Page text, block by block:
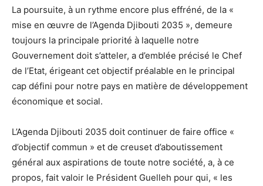
La poursuite, à un rythme encore plus effréné, de la «
mise en œuvre de l’Agenda Djibouti 2035 », demeure
toujours la principale priorité à laquelle notre
Gouvernement doit s’atteler, a d’emblée précisé le Chef
de l’Etat, érigeant cet objectif préalable en le principal
cap défini pour notre pays en matière de développement
économique et social.
L’Agenda Djibouti 2035 doit continuer de faire office «
d’objectif commun » et de creuset d’aboutissement
général aux aspirations de toute notre société, a, à ce
propos, fait valoir le Président Guelleh pour qui, « les